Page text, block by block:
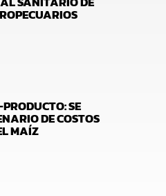
SE
DE COSTOS
MAÍZ